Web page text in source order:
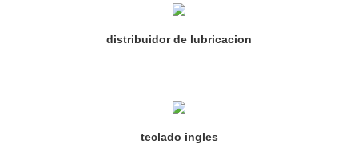
distribuidor de lubricacion
teclado ingles